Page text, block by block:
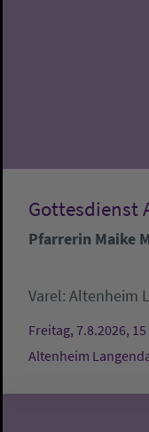
Gottesdienst
Pfarrerin Maike
Varel: Altenheim
Freitag, 7.8.2026,
Altenheim